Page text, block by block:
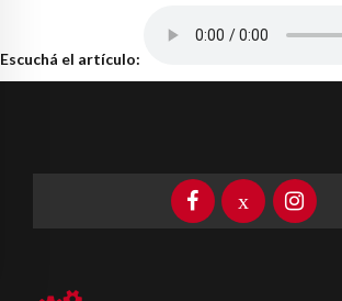
Escuchá el artículo: